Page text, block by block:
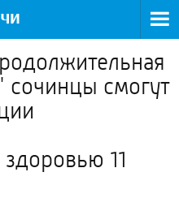
сочинцы смогут
11